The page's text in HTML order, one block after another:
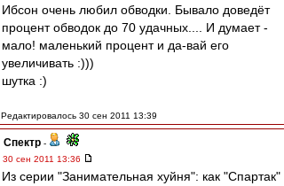
Ибсон очень любил обводки. Бывало доведёт
процент обводок до 70 удачных.... И думает -
мало! маленький процент и да-вай его
увеличивать :)))
шутка :)
Редактировалось 30 сен 2011 13:39
Спектр -
30 сен 2011 13:36
Из серии "Занимательная хуйня": как "Спартак"